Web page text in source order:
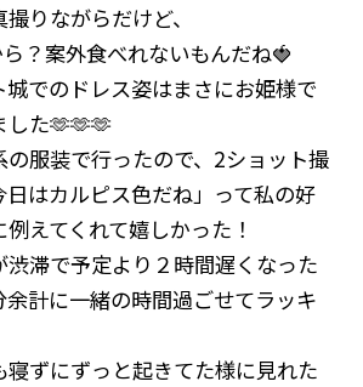
りながらだけど、
？案外食べれないもんだね🍓
城でのドレス姿はまさにお姫様で
した🫶🫶🫶
の服装で行ったので、2ショット撮
日はカルピス色だね」って私の好
えてくれて嬉しかった！
渋滞で予定より２時間遅くなった
余計に一緒の時間過ごせてラッキ
寝ずにずっと起きてた様に見れた